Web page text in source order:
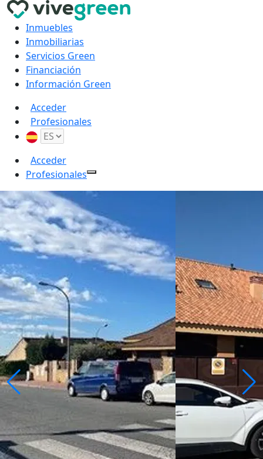
Inmuebles
Inmobiliarias
Servicios Green
Financiación
Información Green
Acceder
Profesionales
Acceder
Profesionales